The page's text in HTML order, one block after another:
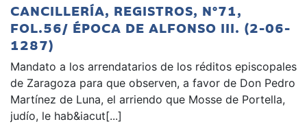
CANCILLERÍA, REGISTROS, Nº71,
FOL.56/ ÉPOCA DE ALFONSO III. (2-06-
1287)
Mandato a los arrendatarios de los réditos episcopales
de Zaragoza para que observen, a favor de Don Pedro
Martínez de Luna, el arriendo que Mosse de Portella,
judío, le hab&iacut[...]